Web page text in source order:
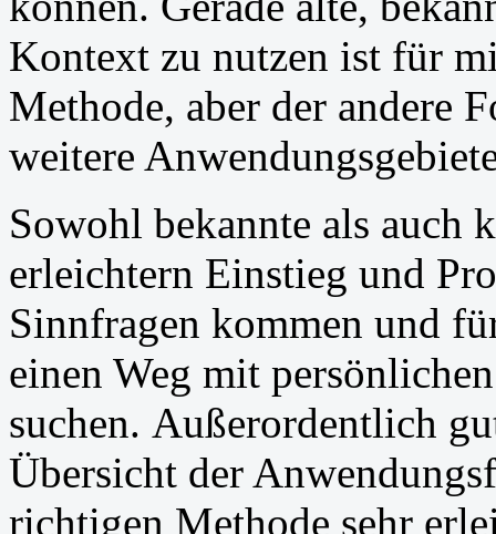
Kontext zu nutzen ist für
Methode, aber der andere
weitere
Sowohl bekannte als auch
erleichtern Einstieg und
Sinnfragen kommen und
einen Weg mit
suchen. Außerordentlich
Übersicht der
richtigen Methode sehr